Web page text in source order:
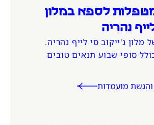
לספא במלון
נהריה
ג'ייקוב סי לייף נהריה.
סופי שבוע תנאים טובים
מועמדות